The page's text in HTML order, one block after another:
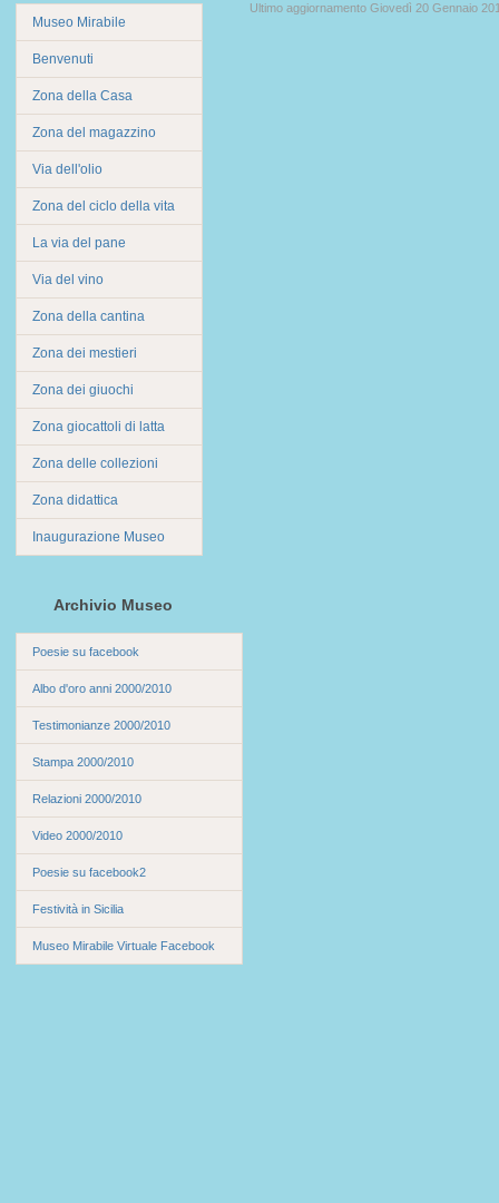
Museo Mirabile
Benvenuti
Zona della Casa
Zona del magazzino
Via dell'olio
Zona del ciclo della vita
La via del pane
Via del vino
Zona della cantina
Zona dei mestieri
Zona dei giuochi
Zona giocattoli di latta
Zona delle collezioni
Zona didattica
Inaugurazione Museo
Archivio Museo
Poesie su facebook
Albo d'oro anni 2000/2010
Testimonianze 2000/2010
Stampa 2000/2010
Relazioni 2000/2010
Video 2000/2010
Poesie su facebook2
Festività in Sicilia
Museo Mirabile Virtuale Facebook
Ultimo aggiornamento Giovedì 20 Gennaio